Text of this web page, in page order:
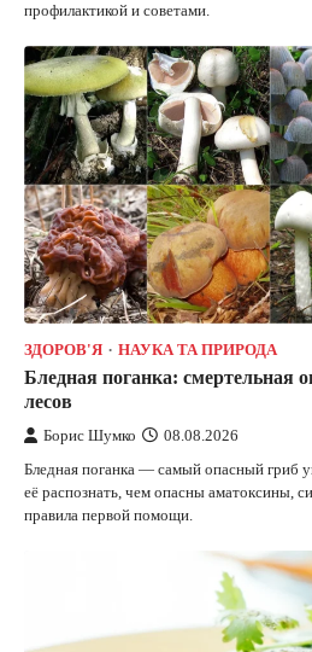
профилактикой и советами.
ЗДОРОВ'Я НАУКА ТА ПРИРОДА
Бледная поганка: смертельная
лесов
Борис Шумко 08.08.2026
Бледная поганка — самый опасный гриб
её распознать, чем опасны аматоксины,
правила первой помощи.